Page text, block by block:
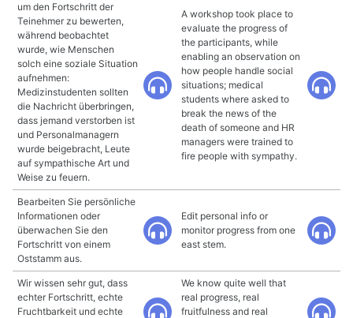
um den Fortschritt der
Teinehmer zu bewerten,
während beobachtet
wurde, wie Menschen
solch eine soziale Situation
aufnehmen:
Medizinstudenten sollten
die Nachricht überbringen,
dass jemand verstorben ist
und Personalmanagern
wurde beigebracht, Leute
auf sympathische Art und
Weise zu feuern.
A workshop took place to
evaluate the progress of
the participants, while
enabling an observation on
how people handle social
situations; medical
students where asked to
break the news of the
death of someone and HR
managers were trained to
fire people with sympathy.
Bearbeiten Sie persönliche
Informationen oder
überwachen Sie den
Fortschritt von einem
Oststamm aus.
Edit personal info or
monitor progress from one
east stem.
Wir wissen sehr gut, dass
echter Fortschritt, echte
Fruchtbarkeit und echte
We know quite well that
real progress, real
fruitfulness and real